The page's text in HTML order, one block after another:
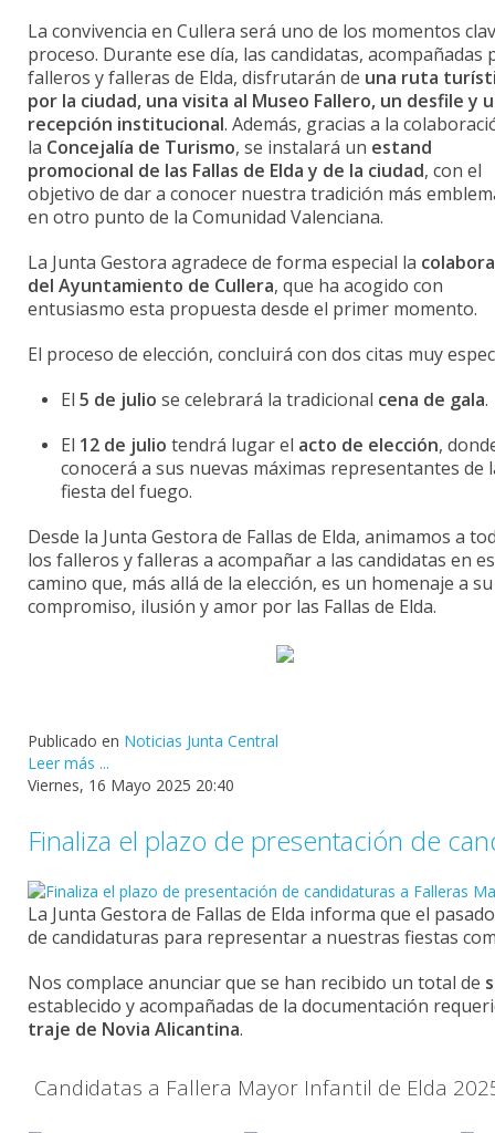
La convivencia en Cullera será uno de los momentos
proceso. Durante ese día, las candidatas, acompañadas
falleros yfalleras de Elda, disfrutarán de una ruta
por la ciudad, una visita al Museo Fallero, un desfiley
recepción institucional. Además, gracias a la
la Concejalía de Turismo, se instalará un estand
promocional de las Fallas de Elday de la ciudad, con el
objetivo de dara conocer nuestra tradición más
en otro punto de la Comunidad Valenciana.
La Junta Gestora agradece de forma especial la
del Ayuntamiento de Cullera, que ha acogido con
entusiasmo esta propuesta desde el primer momento.
El proceso de elección, concluirá con dos citas muy
El 5 de julio se celebrará la tradicional cena de gala.
El 12 de julio tendrá lugarel acto de elección,
conocerá a sus nuevas máximas representantes de
fiesta del fuego.
Desde la Junta Gestora de Fallas de Elda, animamos a
los falleros yfalleras a acompañara las candidatas en
camino que, más allá de la elección, es un homenaje a su
compromiso, ilusión y amor por las Fallas de Elda.
Publicado en Noticias Junta Central
Leer más ...
Viernes, 16 Mayo 2025 20:40
Finaliza el plazo de presentación de
La Junta Gestora de Fallas de Elda informa que el
de candidaturas para representara nuestras fiestas
Nos complace anunciarque se han recibido un total de
establecido yacompañadas de la documentación
traje de Novia Alicantina.
Candidatas a Fallera Mayor Infantil de Elda